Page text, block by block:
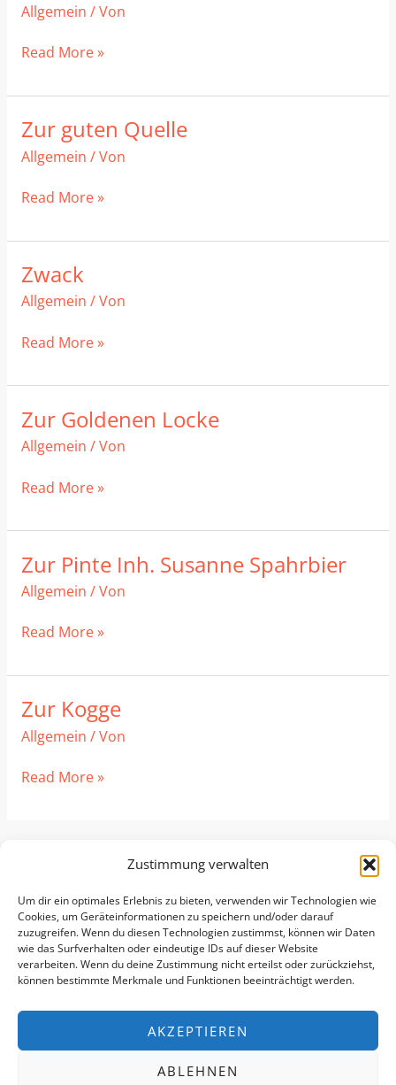
Zustimmung verwalten
Um dir ein optimales Erlebnis zu bieten, verwenden wir Technologien wie
Cookies, um Geräteinformationen zu speichern und/oder darauf
zuzugreifen. Wenn du diesen Technologien zustimmst, können wir Daten
wie das Surfverhalten oder eindeutige IDs auf dieser Website
verarbeiten. Wenn du deine Zustimmung nicht erteilst oder zurückziehst,
können bestimmte Merkmale und Funktionen beeinträchtigt werden.
AKZEPTIEREN
ABLEHNEN
Allgemein / Von
Bremen
GmbH
Read More »
Zur guten Quelle
Allgemein / Von
Zur
guten
Quelle
Read More »
Zwack
Allgemein / Von
Zwack
Read More »
Zur Goldenen Locke
Allgemein / Von
Zur
Goldenen
Locke
Read More »
Zur Pinte Inh. Susanne Spahrbier
Allgemein / Von
Zur
Pinte
Inh.
Susanne
Read More »
Zur Kogge
Allgemein / Von
Zur
Kogge
Read More »
2 … 893 Weiter→
Impressum│Datenschutz│Cookie-
Richtlinie│DISQ|ALB